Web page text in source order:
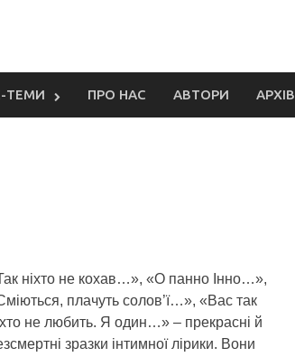
ТЕМИ ПРО НАС АВТОРИ АРХІВ
ніхто не кохав…», «О панно Інно…»,
плачуть солов’ї…», «Вас так
не любить. Я один…» – прекрасні й
зразки інтимної лірики. Вони